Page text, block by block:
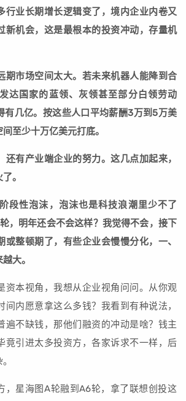
行业长期增长逻辑变了，境内企业内卷又
新机会，这是最根本的投资冲动，存量机
期市场空间太大。若未来机器人能降到合
达国家的蓝领、灰领甚至部分白领劳动
有几亿。按这些人口平均薪酬3万到5万美
至少十万亿美元打底。
还有产业端企业的努力。这几点加起来，
。
段性泡沫，泡沫也是科技浪潮里少不了
，明年还会不会这样？我觉得不会，接下
或整顿期了，有些企业会慢慢分化，一、
大。
资本视角，我想从企业视角问问。从你观
间内愿意拿这么多钱？我看到有种说法，
遍不缺钱，那他们融资的冲动是啥？钱主
竟引进太多投资方，各家诉求不一样，后
，星海图A轮融到A6轮，拿了联想创投这